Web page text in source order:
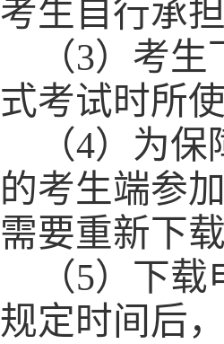
考生自行承担
（3） 考生
式考试时所
（4） 为保
的考生端参
需要重新下
（5） 下载
规定时间后，